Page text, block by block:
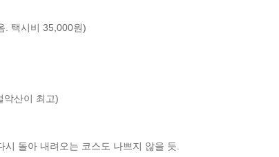
. 택시비 35,000원)
악산이 최고)
돌아 내려오는 코스도 나쁘지 않을 듯.